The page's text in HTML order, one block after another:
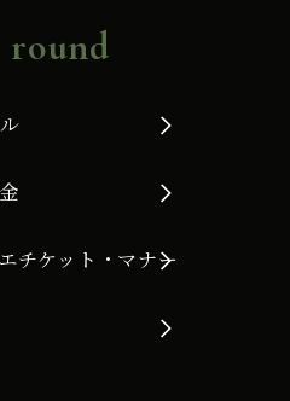
round
チケット・マナー